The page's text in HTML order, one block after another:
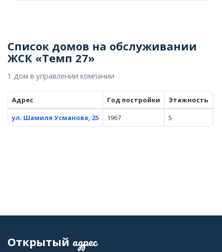
Список домов на обслуживании
ЖСК «Темп 27»
1 дом в управлении компании
Адрес Год постройки Этажность
ул. Шамиля Усманова, 25
1967 5
Открытый адрес